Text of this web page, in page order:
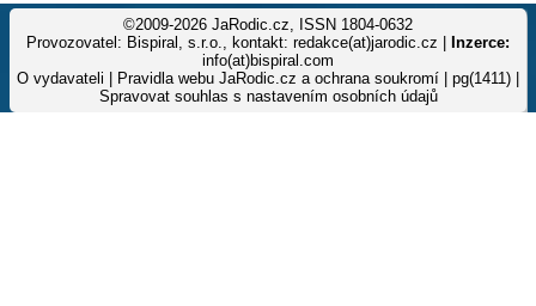
©2009-2026 JaRodic.cz, ISSN 1804-0632
Provozovatel: Bispiral, s.r.o., kontakt: redakce(at)jarodic.cz |
Inzerce:
info(at)bispiral.com
O vydavateli
Pravidla webu JaRodic.cz a ochrana soukromí | pg(1411) |
Spravovat souhlas s nastavením osobních údajů